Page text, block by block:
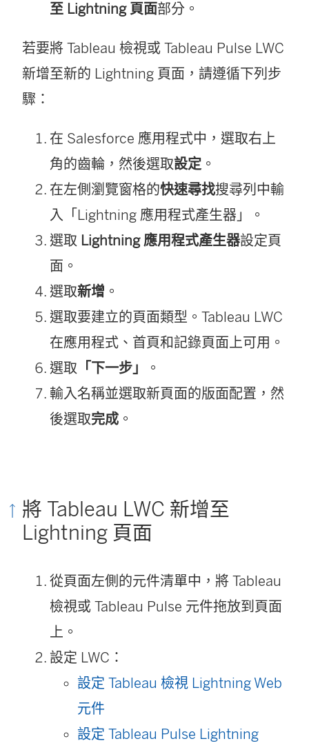
至 Lightning 頁面部分。
若要將 Tableau 檢視或 Tableau Pulse LWC
新增至新的 Lightning 頁面，請遵循下列步
驟：
在 Salesforce 應用程式中，選取右上
角的齒輪，然後選取設定。
在左側瀏覽窗格的快速尋找搜尋列中輸
入「Lightning 應用程式產生器」。
選取 Lightning 應用程式產生器設定頁
面。
選取新增 。
選取要建立的頁面類型。Tableau LWC
在應用程式、首頁和記錄頁面上可用。
選取 「下一步」
。
輸入名稱並選取新頁面的版面配置，然
後選取完成 。
將 Tableau LWC 新增至
Lightning 頁面
從頁面左側的元件清單中，將 Tableau
檢視或 Tableau Pulse 元件拖放到頁面
上。
設定 LWC：
設定 Tableau 檢視 Lightning Web
元件
設定 Tableau Pulse Lightning